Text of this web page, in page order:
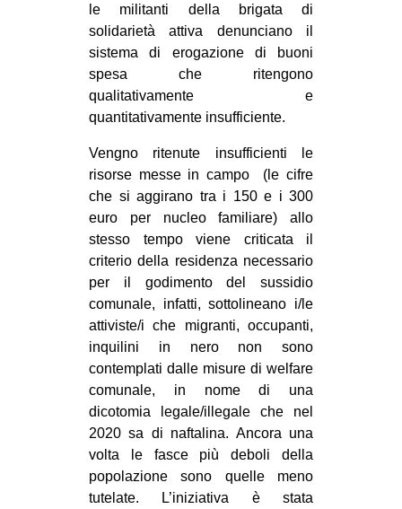
ANTIFASCISMO
DIRITTO ALL’ABITARE
GENERI
MIGRAZIONI
REPRESSIONE
STUDENTI
CULTURE
ARTE
CINEMA
MANIFESTI
RECENSIONI
INTERNAZIONALE
AFRICA
AMERICHE
le militanti della brigata di
solidarietà attiva denunciano il
sistema di erogazione di buoni
spesa che ritengono
qualitativamente e
quantitativamente insufficiente.
Vengno ritenute insufficienti le
risorse messe in campo (le cifre
che si aggirano tra i 150 e i 300
euro per nucleo familiare) allo
stesso tempo viene criticata il
criterio della residenza necessario
per il godimento del sussidio
comunale, infatti, sottolineano i/le
attiviste/i che migranti, occupanti,
inquilini in nero non sono
contemplati dalle misure di welfare
comunale, in nome di una
dicotomia legale/illegale che nel
2020 sa di naftalina. Ancora una
volta le fasce più deboli della
popolazione sono quelle meno
tutelate. L’iniziativa è stata